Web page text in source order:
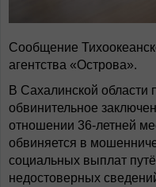
Сообщение
агентства «Острова».
В Сахалинской области
обвинительное
отношении 36-летней
обвиняется в
социальных выплат
недостоверных